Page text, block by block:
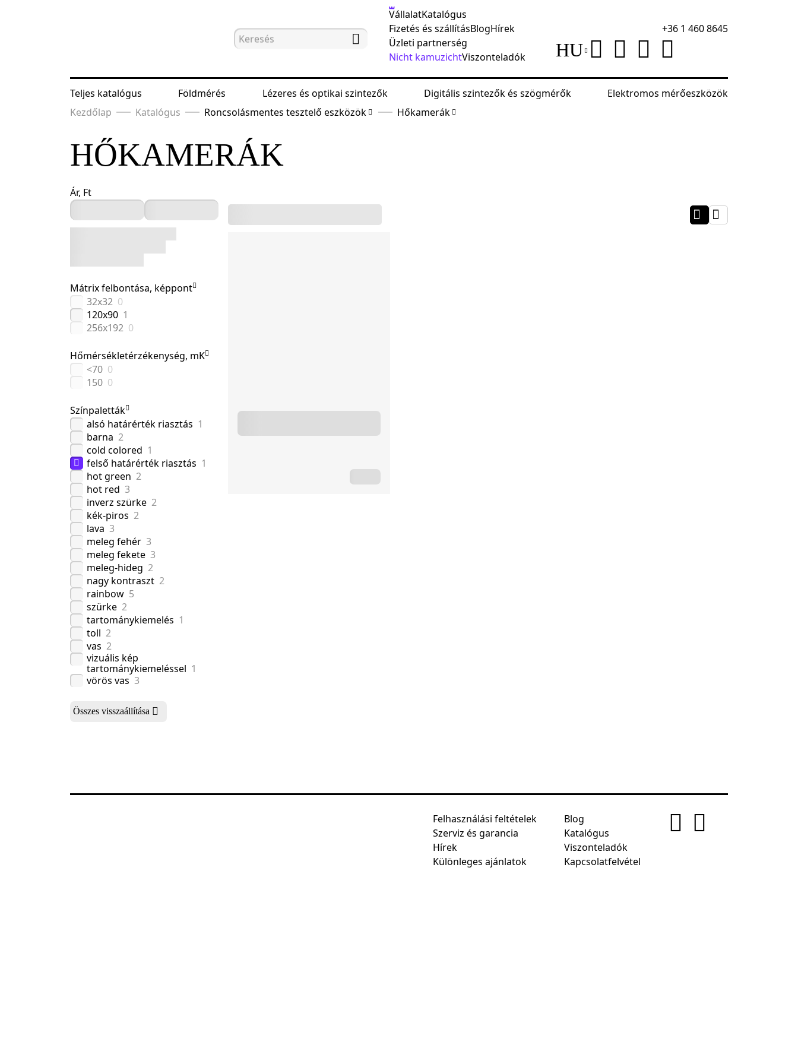
VállalatKatalógus
Fizetés és szállításBlogHírek
Üzleti partnerség
Nicht kamuzichtViszonteladók
+36 1 460 8645
HU
Teljes katalógus Földmérés Lézeres és optikai szintezők Digitális szintezők és szögmérők
Elektromos mérőeszközök
Kezdőlap
Katalógus Roncsolásmentes tesztelő eszközök Hőkamerák
HŐKAMERÁK
Ár, Ft
Mátrix felbontása, képpont
32х32 0
120x90 1
256х192 0
Hőmérsékletérzékenység, mK
<70 0
150 0
Színpaletták
alsó határérték riasztás 1
barna 2
cold colored 1
felső határérték riasztás 1
hot green 2
hot red 3
inverz szürke 2
kék-piros 2
lava 3
meleg fehér 3
meleg fekete 3
meleg-hideg 2
nagy kontraszt 2
rainbow 5
szürke 2
tartománykiemelés 1
toll 2
vas 2
vizuális kép
tartománykiemeléssel 1
vörös vas 3
Összes visszaállítása
Felhasználási feltételek
Szerviz és garancia
Hírek
Különleges ajánlatok
Blog
Katalógus
Viszonteladók
Kapcsolatfelvétel